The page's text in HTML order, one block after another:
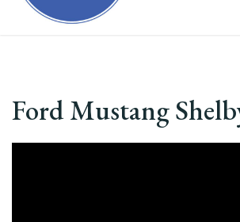
Ford Mustang